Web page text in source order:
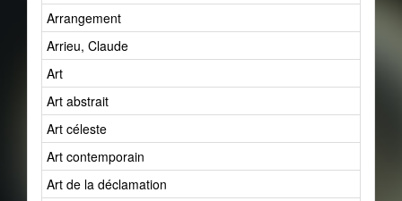
Arrangement
Arrieu, Claude
Art
Art abstrait
Art céleste
Art contemporain
Art de la déclamation